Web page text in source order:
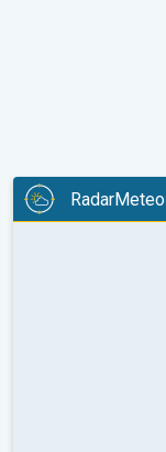
RadarMeteo